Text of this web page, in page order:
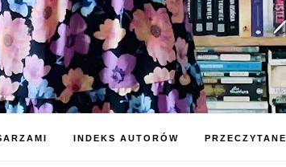
INDEKS AUTORÓW PRZECZYTANE